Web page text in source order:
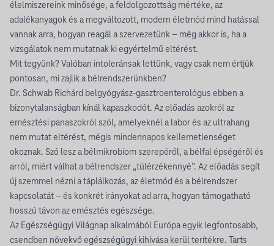
élelmiszereink minősége, a feldolgozottság mértéke, az
adalékanyagok és a megváltozott, modern életmód mind hatással
vannak arra, hogyan reagál a szervezetünk – még akkor is, ha a
vizsgálatok nem mutatnak ki egyértelmű eltérést.
Mit tegyünk? Valóban intoleránsak lettünk, vagy csak nem értjük
pontosan, mi zajlik a bélrendszerünkben?
Dr. Schwab Richárd belgyógyász-gasztroenterológus ebben a
bizonytalanságban kínál kapaszkodót. Az előadás azokról az
emésztési panaszokról szól, amelyeknél a labor és az ultrahang
nem mutat eltérést, mégis mindennapos kellemetlenséget
okoznak. Szó lesz a bélmikrobiom szerepéről, a bélfal épségéről és
arról, miért válhat a bélrendszer „túlérzékennyé”. Az előadás segít
új szemmel nézni a táplálkozás, az életmód és a bélrendszer
kapcsolatát – és konkrét irányokat ad arra, hogyan támogatható
hosszú távon az emésztés egészsége.
Az Egészségügyi Világnap alkalmából Európa egyik legfontosabb,
csendben növekvő egészségügyi kihívása kerül terítékre. Tarts